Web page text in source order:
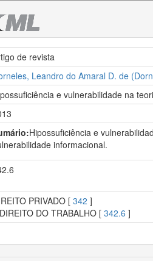
de revista
Leandro do Amaral D. de
e vulnerabilidade na
Hipossuficiência e
informacional.
PRIVADO [ 342 ]
DO TRABALHO [ 342.6 ]